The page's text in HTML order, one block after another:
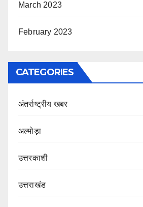
March 2023
February 2023
CATEGORIES
अंतर्राष्ट्रीय खबर
अल्मोड़ा
उत्तरकाशी
उत्तराखंड